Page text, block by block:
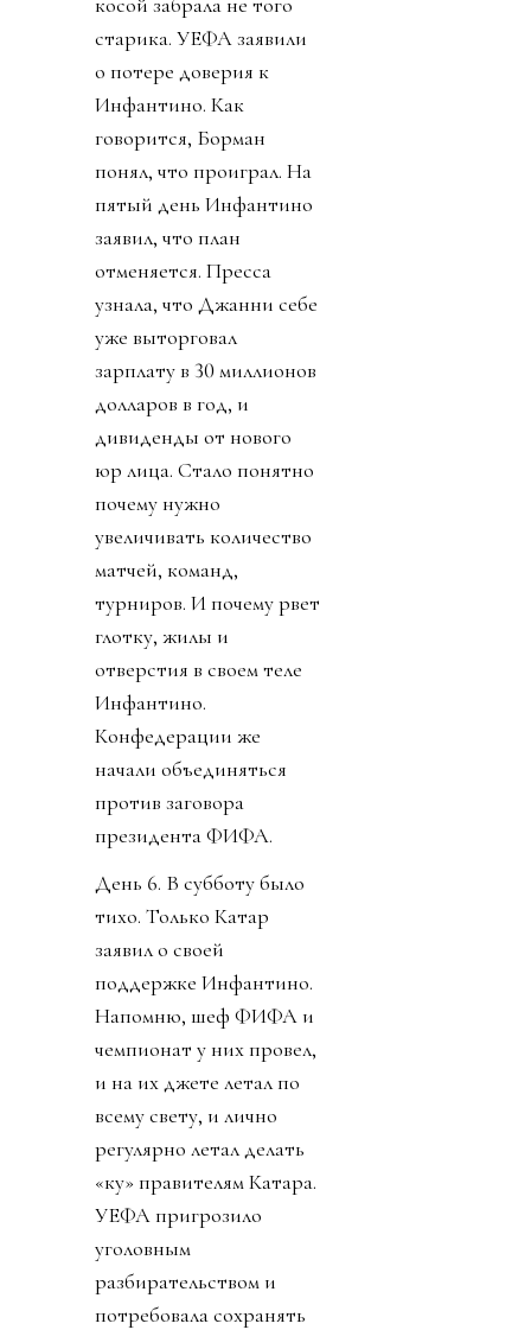
старика. УЕФА заявили
о потере доверия к
Инфантино. Как
говорится, Борман
понял, что проиграл. На
пятый день Инфантино
заявил, что план
отменяется. Пресса
узнала, что Джанни себе
уже выторговал
зарплату в 30 миллионов
долларов в год, и
дивиденды от нового
юр лица. Стало понятно
почему нужно
увеличивать количество
матчей, команд,
турниров. И почему рвет
глотку, жилы и
отверстия в своем теле
Инфантино.
Конфедерации же
начали объединяться
против заговора
президента ФИФА.
День 6. В субботу было
тихо. Только Катар
заявил о своей
поддержке Инфантино.
Напомню, шеф ФИФА и
чемпионат у них провел,
и на их джете летал по
всему свету, и лично
регулярно летал делать
«ку» правителям Катара.
УЕФА пригрозило
уголовным
разбирательством и
потребовала сохранять